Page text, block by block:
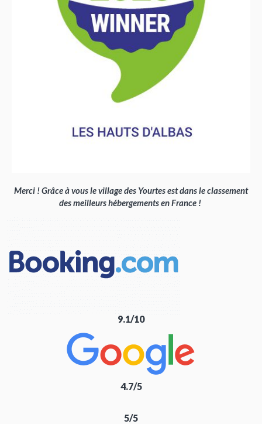
Merci ! Grâce à vous le village des Yourtes est dans le classement
des meilleurs hébergements en France !
9.1/10
4.7/5
5/5